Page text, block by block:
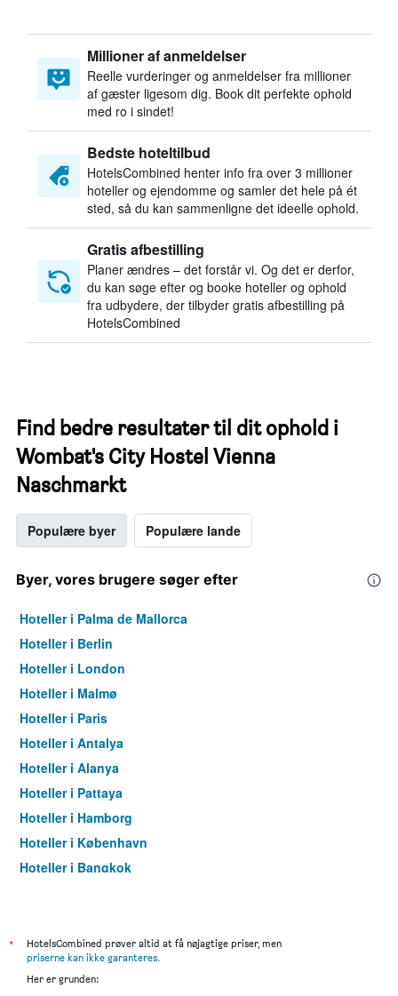
Millioner af anmeldelser
Reelle vurderinger og anmeldelser fra millioner
af gæster ligesom dig. Book dit perfekte ophold
med ro i sindet!
Bedste hoteltilbud
HotelsCombined henter info fra over 3 millioner
hoteller og ejendomme og samler det hele på ét
sted, så du kan sammenligne det ideelle ophold.
Gratis afbestilling
Planer ændres – det forstår vi. Og det er derfor,
du kan søge efter og booke hoteller og ophold
fra udbydere, der tilbyder gratis afbestilling på
HotelsCombined
Find bedre resultater til dit ophold i
Wombat's City Hostel Vienna
Naschmarkt
Populære byer Populære lande
Byer, vores brugere søger efter
Hoteller i Palma de Mallorca
Hoteller i Berlin
Hoteller i London
Hoteller i Malmø
Hoteller i Paris
Hoteller i Antalya
Hoteller i Alanya
Hoteller i Pattaya
Hoteller i Hamborg
Hoteller i København
Hoteller i Bangkok
*
HotelsCombined prøver altid at få nøjagtige priser, men
priserne kan ikke garanteres.
Her er grunden: